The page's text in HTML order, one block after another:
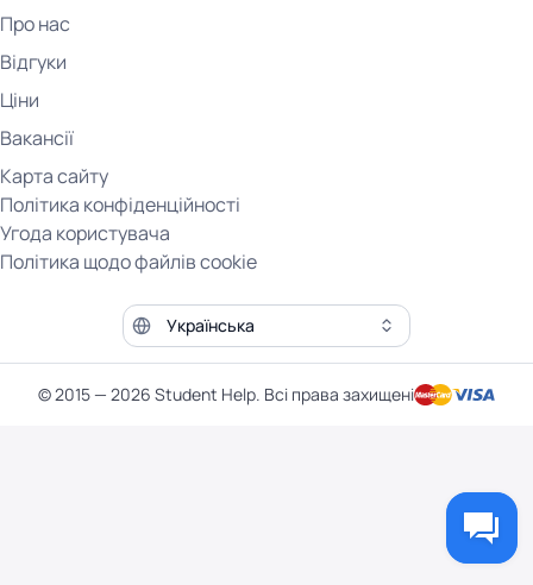
Про нас
Відгуки
Ціни
Вакансії
Карта сайту
Політика конфіденційності
Угода користувача
Політика щодо файлів cookie
Мова сайту
© 2015 — 2026 Student Help. Всі права захищені